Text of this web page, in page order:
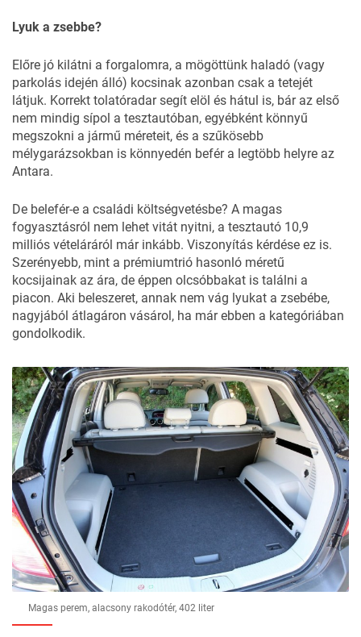
Lyuk a zsebbe?
Előre jó kilátni a forgalomra, a mögöttünk haladó (vagy
parkolás idején álló) kocsinak azonban csak a tetejét
látjuk. Korrekt tolatóradar segít elöl és hátul is, bár az első
nem mindig sípol a tesztautóban, egyébként könnyű
megszokni a jármű méreteit, és a szűkösebb
mélygarázsokban is könnyedén befér a legtöbb helyre az
Antara.
De belefér-e a családi költségvetésbe? A magas
fogyasztásról nem lehet vitát nyitni, a tesztautó 10,9
milliós vételáráról már inkább. Viszonyítás kérdése ez is.
Szerényebb, mint a prémiumtrió hasonló méretű
kocsijainak az ára, de éppen olcsóbbakat is találni a
piacon. Aki beleszeret, annak nem vág lyukat a zsebébe,
nagyjából átlagáron vásárol, ha már ebben a kategóriában
gondolkodik.
Magas perem, alacsony rakodótér, 402 liter